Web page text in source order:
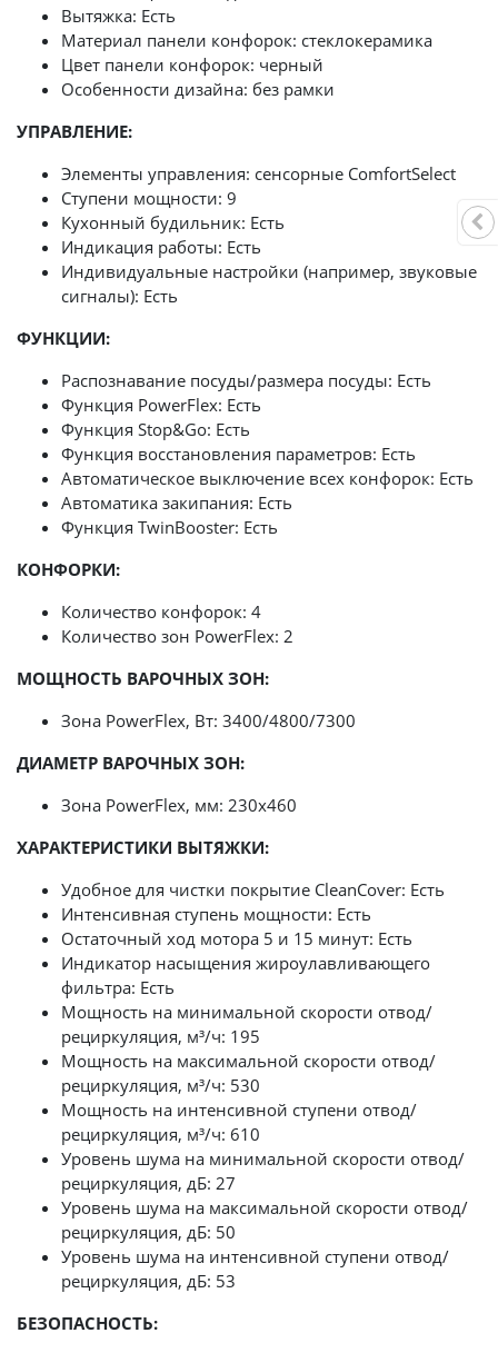
Вытяжка: Есть
Материал панели конфорок: стеклокерамика
Цвет панели конфорок: черный
Особенности дизайна: без рамки
УПРАВЛЕНИЕ:
Элементы управления: сенсорные ComfortSelect
Ступени мощности: 9
Кухонный будильник: Есть
Индикация работы: Есть
Индивидуальные настройки (например, звуковые
сигналы): Есть
ФУНКЦИИ:
Распознавание посуды/размера посуды: Есть
Функция PowerFlex: Есть
Функция Stop&Go: Есть
Функция восстановления параметров: Есть
Автоматическое выключение всех конфорок: Есть
Автоматика закипания: Есть
Функция TwinBooster: Есть
КОНФОРКИ:
Количество конфорок: 4
Количество зон PowerFlex: 2
МОЩНОСТЬ ВАРОЧНЫХ ЗОН:
Зона PowerFlex, Вт: 3400/4800/7300
ДИАМЕТР ВАРОЧНЫХ ЗОН:
Зона PowerFlex, мм: 230х460
ХАРАКТЕРИСТИКИ ВЫТЯЖКИ:
Удобное для чистки покрытие CleanCover: Есть
Интенсивная ступень мощности: Есть
Остаточный ход мотора 5 и 15 минут: Есть
Индикатор насыщения жироулавливающего
фильтра: Есть
Мощность на минимальной скорости отвод/
рециркуляция, м³/ч: 195
Мощность на максимальной скорости отвод/
рециркуляция, м³/ч: 530
Мощность на интенсивной ступени отвод/
рециркуляция, м³/ч: 610
Уровень шума на минимальной скорости отвод/
рециркуляция, дБ: 27
Уровень шума на максимальной скорости отвод/
рециркуляция, дБ: 50
Уровень шума на интенсивной ступени отвод/
рециркуляция, дБ: 53
БЕЗОПАСНОСТЬ: